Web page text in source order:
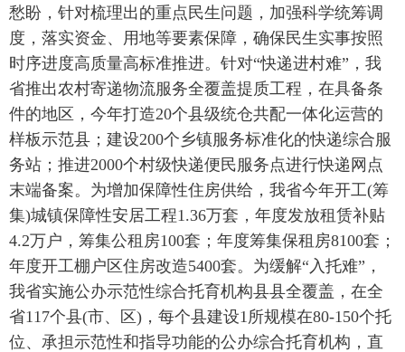
愁盼，针对梳理出的重点民生问题，加强科学统筹调
度，落实资金、用地等要素保障，确保民生实事按照
时序进度高质量高标准推进。针对“快递进村难”，我
省推出农村寄递物流服务全覆盖提质工程，在具备条
件的地区，今年打造20个县级统仓共配一体化运营的
样板示范县；建设200个乡镇服务标准化的快递综合服
务站；推进2000个村级快递便民服务点进行快递网点
末端备案。为增加保障性住房供给，我省今年开工(筹
集)城镇保障性安居工程1.36万套，年度发放租赁补贴
4.2万户，筹集公租房100套；年度筹集保租房8100套；
年度开工棚户区住房改造5400套。为缓解“入托难”，
我省实施公办示范性综合托育机构县县全覆盖，在全
省117个县(市、区)，每个县建设1所规模在80-150个托
位、承担示范性和指导功能的公办综合托育机构，直